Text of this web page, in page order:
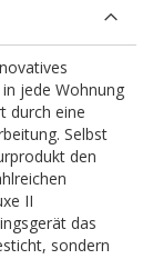
jede Wohnung
durch eine
Selbst
den
II
das
sondern